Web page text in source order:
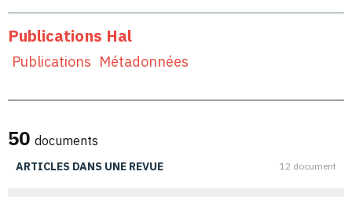
Publications Hal
Publications Métadonnées
50 documents
ARTICLES DANS UNE REVUE 12 document